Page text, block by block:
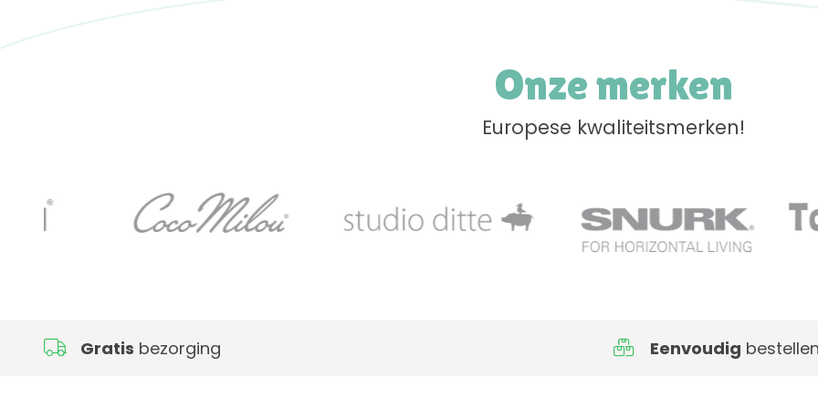
Onze merken
Europese kwaliteitsmerken!
Gratis bezorging Eenvoudig